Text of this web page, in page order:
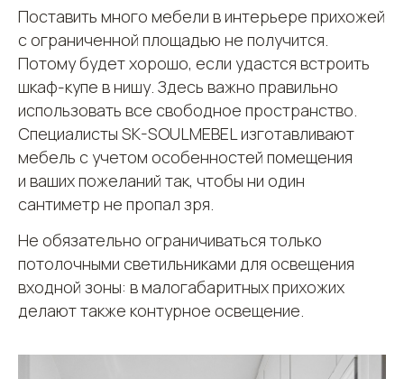
Поставить много мебели в интерьере прихожей
с ограниченной площадью не получится.
Потому будет хорошо, если удастся встроить
шкаф-купе в нишу. Здесь важно правильно
использовать все свободное пространство.
Специалисты SK-SOULMEBEL изготавливают
мебель с учетом особенностей помещения
и ваших пожеланий так, чтобы ни один
сантиметр не пропал зря.
Не обязательно ограничиваться только
потолочными светильниками для освещения
входной зоны: в малогабаритных прихожих
делают также контурное освещение.